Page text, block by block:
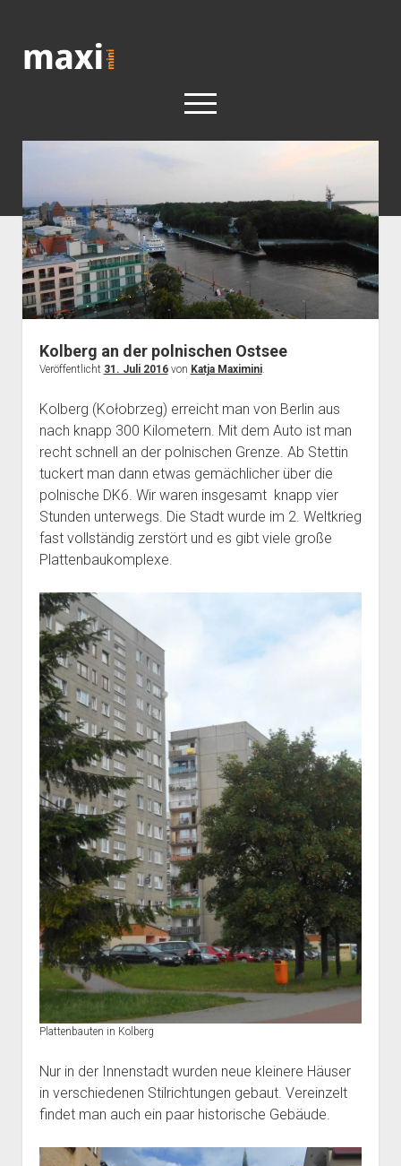
open
Berlin
Reisen
Kunst
Geschichte
dropdown
Geschichte der Stadt Berlin
Impressum
Kolberg an der polnischen Ostsee
Veröffentlicht 31. Juli 2016von Katja Maximini.
Kolberg (Kołobrzeg) erreicht man von Berlin aus
nach knapp 300 Kilometern. Mit dem Auto ist man
recht schnell an der polnischen Grenze. Ab Stettin
tuckert man dann etwas gemächlicher über die
polnische DK6. Wir waren insgesamt knapp vier
Stunden unterwegs. Die Stadt wurde im 2. Weltkrieg
fast vollständig zerstört und es gibt viele große
Plattenbaukomplexe.
Plattenbauten in Kolberg
Nur in der Innenstadt wurden neue kleinere Häuser
in verschiedenen Stilrichtungen gebaut. Vereinzelt
findet man auch ein paar historische Gebäude.